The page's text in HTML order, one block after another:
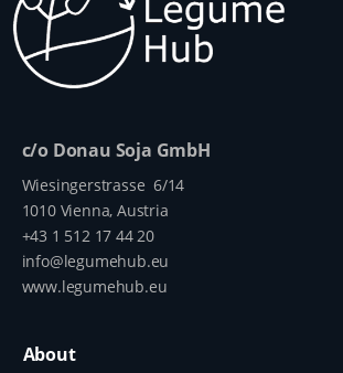
c/o Donau Soja GmbH
Wiesingerstrasse 6/14
1010 Vienna, Austria
+43 1 512 17 44 20
info@legumehub.eu
www.legumehub.eu
About